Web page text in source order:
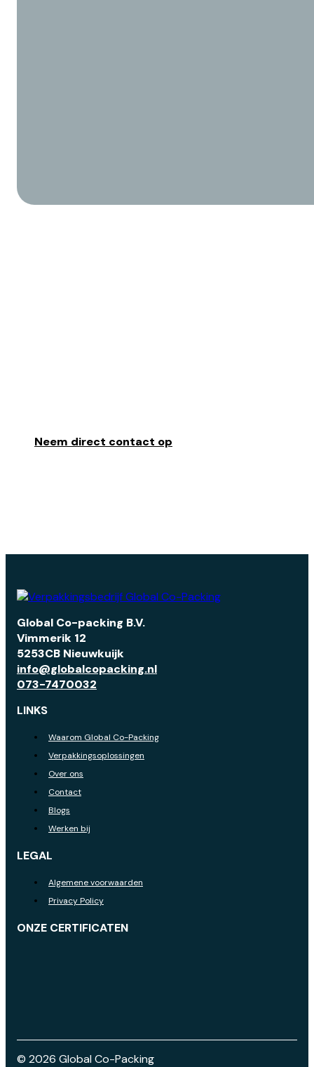
Neem direct contact op
Global Co-packing B.V.
Vimmerik 12
5253CB Nieuwkuijk
info@globalcopacking.nl
073-7470032
LINKS
Waarom Global Co-Packing
Verpakkingsoplossingen
Over ons
Contact
Blogs
Werken bij
LEGAL
Algemene voorwaarden
Privacy Policy
ONZE CERTIFICATEN
© 2026 Global Co-Packing